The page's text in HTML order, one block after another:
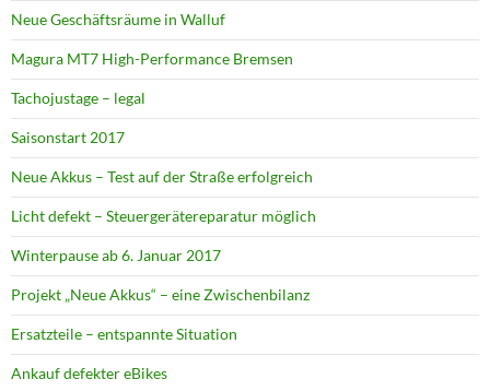
Neue Geschäftsräume in Walluf
Magura MT7 High-Performance Bremsen
Tachojustage – legal
Saisonstart 2017
Neue Akkus – Test auf der Straße erfolgreich
Licht defekt – Steuergerätereparatur möglich
Winterpause ab 6. Januar 2017
Projekt „Neue Akkus“ – eine Zwischenbilanz
Ersatzteile – entspannte Situation
Ankauf defekter eBikes